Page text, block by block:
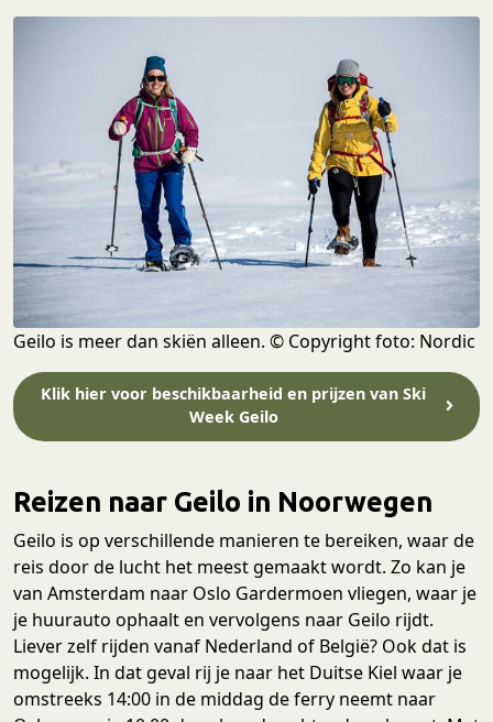
Geilo is meer dan skiën alleen. © Copyright foto: Nordic
Klik hier voor beschikbaarheid en prijzen van Ski
Week Geilo
Reizen naar Geilo in Noorwegen
Geilo is op verschillende manieren te bereiken, waar de
reis door de lucht het meest gemaakt wordt. Zo kan je
van Amsterdam naar Oslo Gardermoen vliegen, waar je
je huurauto ophaalt en vervolgens naar Geilo rijdt.
Liever zelf rijden vanaf Nederland of België? Ook dat is
mogelijk. In dat geval rij je naar het Duitse Kiel waar je
omstreeks 14:00 in de middag de ferry neemt naar